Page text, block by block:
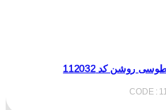
روشن کد 112032
CODE :